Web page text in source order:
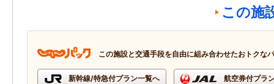
この施
この施設と交通手段を自由に組み合わせたおトクな
新幹線/特急付プラン一覧へ 航空券付プラ